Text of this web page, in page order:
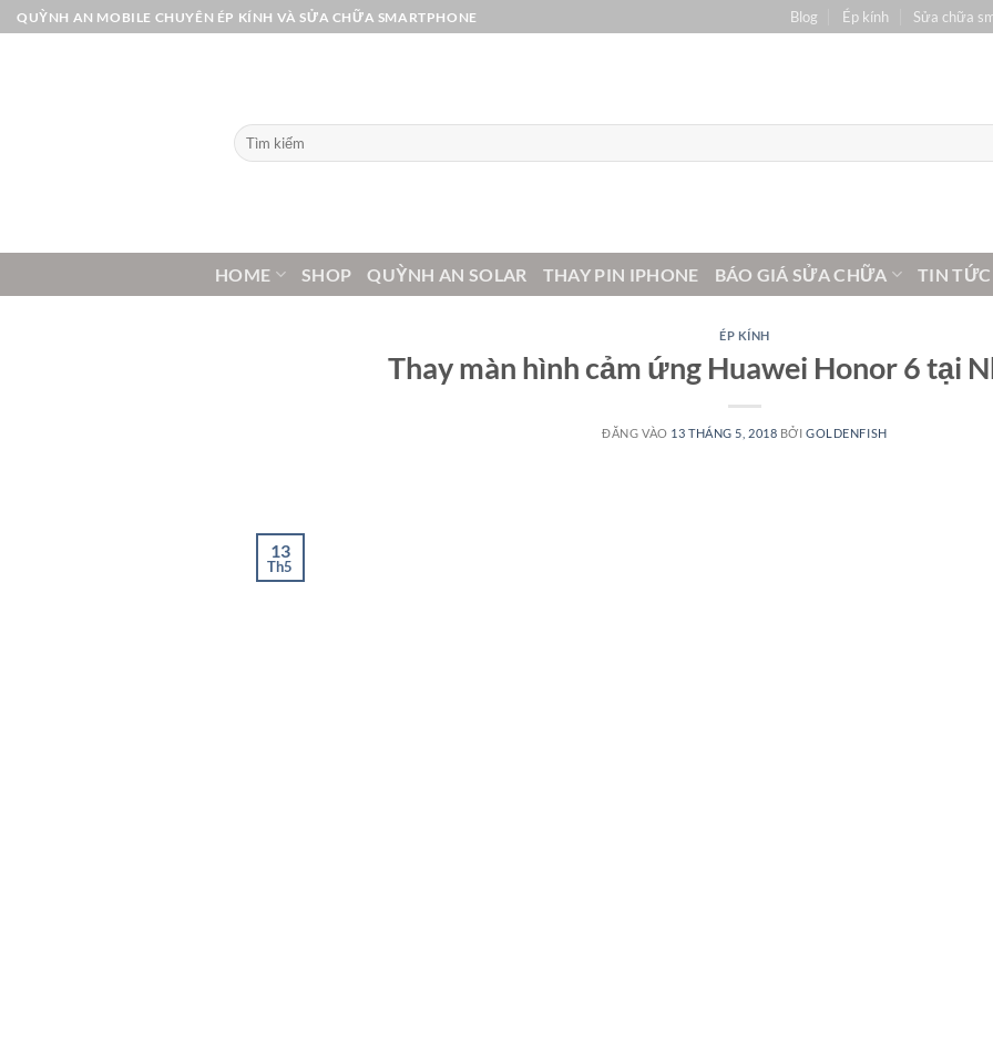
Bỏ
qua
QUỲNH AN MOBILE CHUYÊN ÉP KÍNH VÀ SỬA CHỮA SMARTPHONE Blog Ép kính Sửa chữa
Tìm
kiếm:
HOME SHOP QUỲNH AN SOLAR THAY PIN IPHONE BÁO GIÁ SỬA CHỮA TIN TỨC
ÉP KÍNH
Thay màn hình cảm ứng Huawei Honor 6 tại
ĐĂNG VÀO 13 THÁNG 5, 2018 BỞIGOLDENFISH
13
Th5